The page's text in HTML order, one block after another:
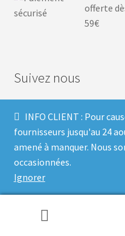
Suivez nous
F
a
c
I
n
P
i
Built with Storefront &
Recherche
Recherche
INFO CLIENT : Pour
fournisseurs jusqu'au 24
amené à manquer. Nous
occasionnées.
Ignorer